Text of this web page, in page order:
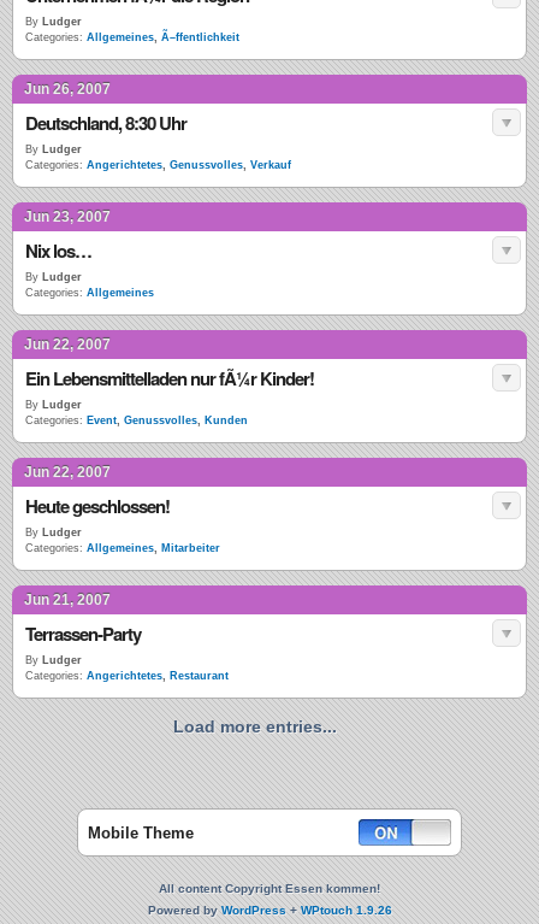
By Ludger
Categories: Allgemeines, Ã–ffentlichkeit
Jun 26, 2007
Deutschland, 8:30 Uhr
By Ludger
Categories: Angerichtetes, Genussvolles, Verkauf
Jun 23, 2007
Nix los…
By Ludger
Categories: Allgemeines
Jun 22, 2007
Ein Lebensmittelladen nur fÃ¼r Kinder!
By Ludger
Categories: Event, Genussvolles, Kunden
Jun 22, 2007
Heute geschlossen!
By Ludger
Categories: Allgemeines, Mitarbeiter
Jun 21, 2007
Terrassen-Party
By Ludger
Categories: Angerichtetes, Restaurant
Load more entries...
Mobile Theme
All content Copyright Essen kommen!
Powered byWordPress+WPtouch 1.9.26